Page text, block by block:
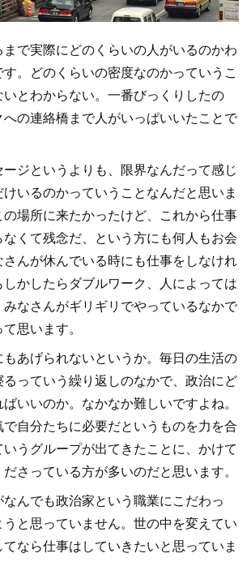
で実際にどのくらいの人がいるのかわ
。どのくらいの密度なのかっていうこ
とわからない。一番びっくりしたの
の連絡橋まで人がいっぱいいたことで
ジというよりも、限界なんだって感じ
いるのかっていうことなんだと思いま
場所に来たかったけど、これから仕事
くて残念だ、という方にも何人もお会
んが休んでいる時にも仕事をしなけれ
かしたらダブルワーク、人によっては
みなさんがギリギリでやっているなかで
思います。
あげられないというか。毎日の生活の
っていう繰り返しのなかで、政治にど
いいのか。なかなか難しいですよね。
自分たちに必要だというものを力を合
うグループが出てきたことに、かけて
さっている方が多いのだと思います。
んでも政治家という職業にこだわっ
と思っていません。世の中を変えてい
なら仕事はしていきたいと思っていま